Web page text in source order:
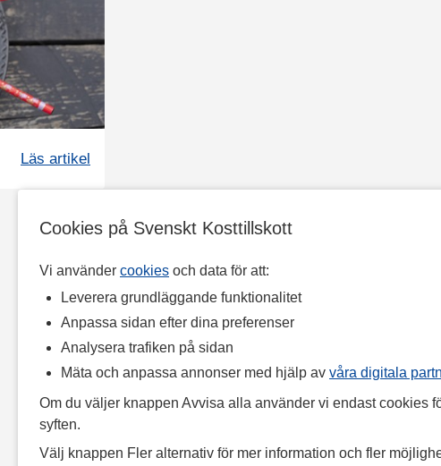
Cookies på Svenskt Kosttillskott
Vi använder cookies och data för att:
Leverera grundläggande funktionalitet
Anpassa sidan efter dina preferenser
Analysera trafiken på sidan
Mäta och anpassa annonser med hjälp av våra digitala
Om du väljer knappen Avvisa alla använder vi endast cookies
syften.
Välj knappen Fler alternativ för mer information och fler
Läs artikel